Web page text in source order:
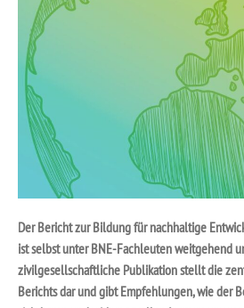
Der Bericht zur Bildung für nachhaltige
ist selbst unter BNE-Fachleuten weitgehend
zivilgesellschaftliche Publikation stellt die
Berichts dar und gibt Empfehlungen, wie der